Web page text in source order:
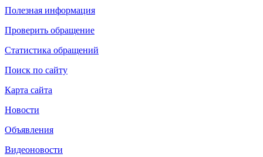
Полезная информация
Проверить обращение
Статистика обращений
Поиск по сайту
Карта сайта
Новости
Объявления
Видеоновости